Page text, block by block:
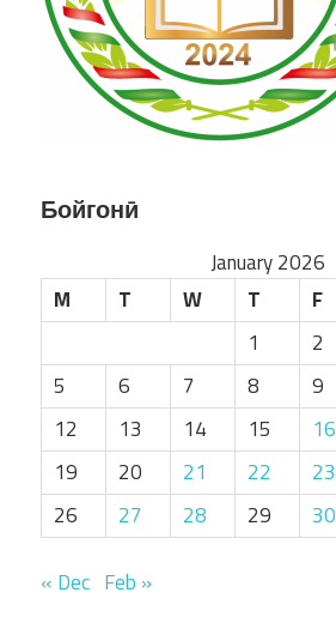
Бойгонӣ
January 2026
M
T W T F
1
2
5
6 7 8 9
12
13 14 15 16
19
20 21 22 23
26
27 28 29 30
« Dec Feb »